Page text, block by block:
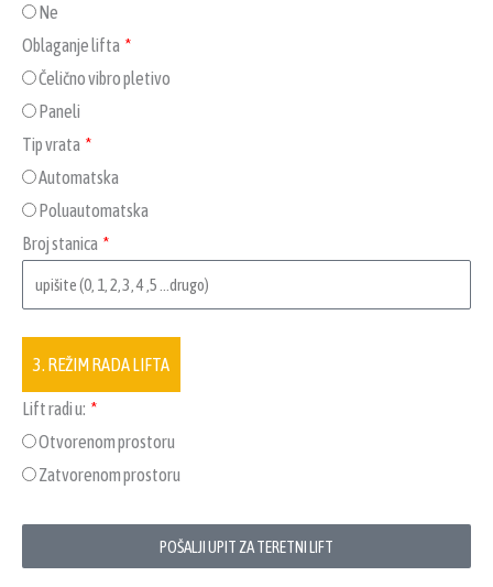
Ne
Oblaganje lifta
Čelično vibro pletivo
Paneli
Tip vrata
Automatska
Poluautomatska
Broj stanica
3. REŽIM RADA LIFTA
Lift radi u:
Otvorenom prostoru
Zatvorenom prostoru
POŠALJI UPIT ZA TERETNI LIFT